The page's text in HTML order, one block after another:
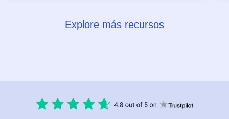
Explore más recursos